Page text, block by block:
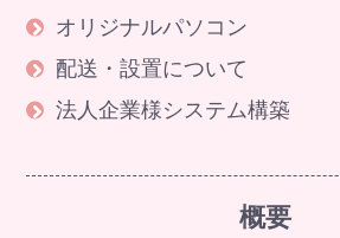
オリジナルパソコン
配送・設置について
法人企業様システム構築
概要